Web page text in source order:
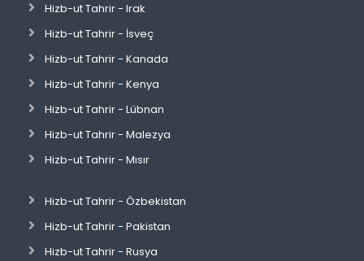
Hizb-ut Tahrir - Irak
Hizb-ut Tahrir - İsveç
Hizb-ut Tahrir - Kanada
Hizb-ut Tahrir - Kenya
Hizb-ut Tahrir - Lübnan
Hizb-ut Tahrir - Malezya
Hizb-ut Tahrir - Mısır
Hizb-ut Tahrir - Özbekistan
Hizb-ut Tahrir - Pakistan
Hizb-ut Tahrir - Rusya